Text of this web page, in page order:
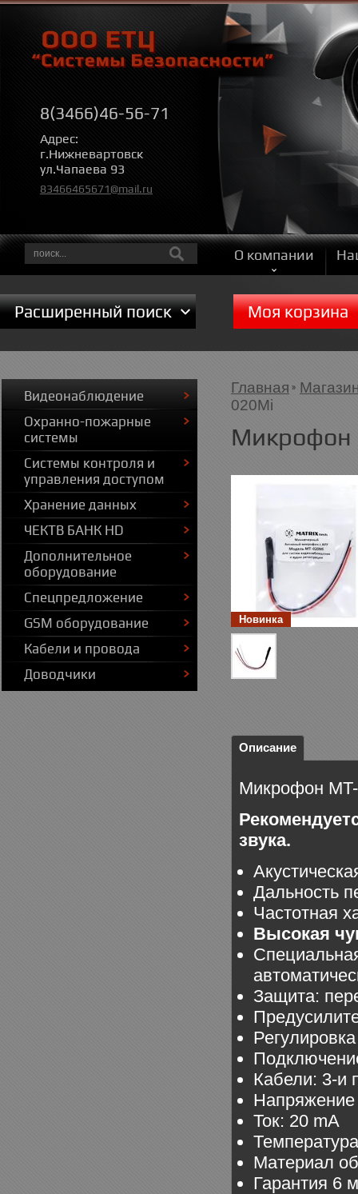
8(3466)46-56-71
Адрес:
г.Нижневартовск
ул.Чапаева 93
83466465671@mail.ru
О компании
Расширенный поиск Моя корзина
Главная
020Mi
Микрофон
Новинка
Описание
Микрофон
звука.
Дальность
Частотная
Высокая
Защита:
Кабели: 3-и
Напряжение
Ток: 20 mA
Материал
Гарантия 6
Видеонаблюдение
Охранно-пожарные
системы
Системы контроля и
управления доступом
Хранение данных
ЧЕКТВ БАНК HD
Дополнительное
оборудование
Спецпредложение
GSM оборудование
Кабели и провода
Доводчики